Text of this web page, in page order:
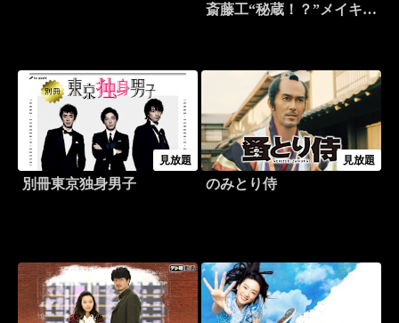
斎藤工“秘蔵！？”メイキン
見放題
別冊東京独身男子
見放題
のみとり侍